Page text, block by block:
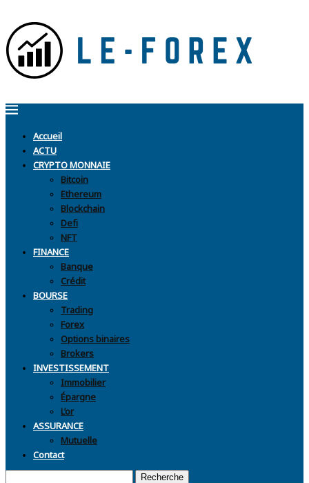
Accueil
ACTU
CRYPTO MONNAIE
Bitcoin
Ethereum
Blockchain
Defi
NFT
FINANCE
Banque
Crédit
BOURSE
Trading
Forex
Options binaires
Brokers
INVESTISSEMENT
Immobilier
Épargne
L’or
ASSURANCE
Mutuelle
Contact
Recherche